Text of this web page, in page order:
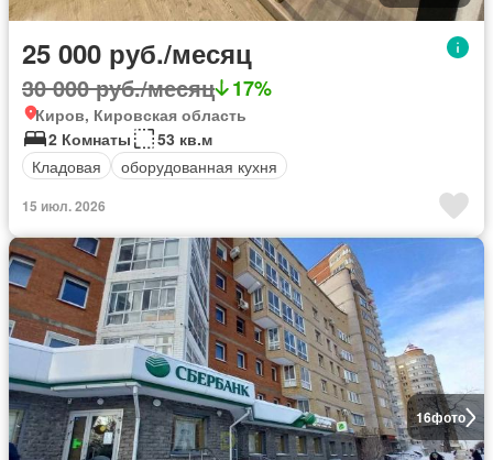
25 000 руб./месяц
30 000 руб./месяц 17%
Киров, Кировская область
2 Комнаты
53 кв.м
Кладовая
оборудованная кухня
15 июл. 2026
16фото